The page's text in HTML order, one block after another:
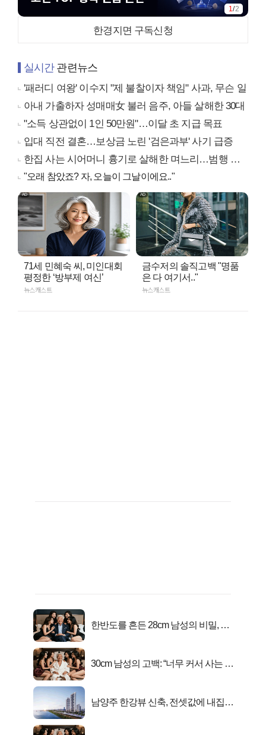
1 /2
한경지면 구독신청
실시간관련뉴스
'패러디 여왕' 이수지 "제 불찰이자 책임" 사과, 무슨 일
아내 가출하자 성매매女 불러 음주, 아들 살해한 30대
"소득 상관없이 1인 50만원"…이달 초 지급 목표
입대 직전 결혼…보상금 노린 '검은과부' 사기 급증
한집 사는 시어머니 흉기로 살해한 며느리…범행 동기는
"오래 참았죠? 자, 오늘이 그날이에요.."
71세 민혜숙 씨, 미인대회
평정한 ‘방부제 여신’
뉴스캐스트
금수저의 솔직고백 "명품
은 다 여기서.."
뉴스캐스트
한반도를 흔든 28cm 남성의 비밀, 매
30cm 남성의 고백: “너무 커서 사는 게
남양주 한강뷰 신축, 전셋값에 내집마